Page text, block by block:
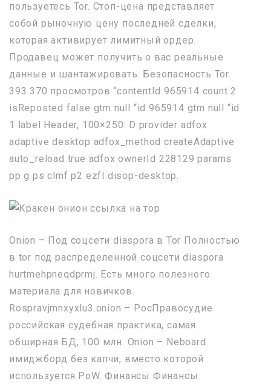
пользуетесь Tor. Стоп-цена представляет
собой рыночную цену последней сделки,
которая активирует лимитный ордер.
Продавец может получить о вас реальные
данные и шантажировать. Безопасность Tor.
393 370 просмотров “contentId 965914 count 2
isReposted false gtm null “id 965914 gtm null “id
1 label Header, 100×250: D provider adfox
adaptive desktop adfox_method createAdaptive
auto_reload true adfox ownerId 228129 params
pp g ps clmf p2 ezfl disop-desktop.
Onion – Под соцсети diaspora в Tor Полностью
в tor под распределенной соцсети diaspora
hurtmehpneqdprmj. Есть много полезного
материала для новичков.
Rospravjmnxyxlu3.onion – РосПравосудие
российская судебная практика, самая
обширная БД, 100 млн. Onion – Neboard
имиджборд без капчи, вместо которой
используется PoW. Финансы Финансы